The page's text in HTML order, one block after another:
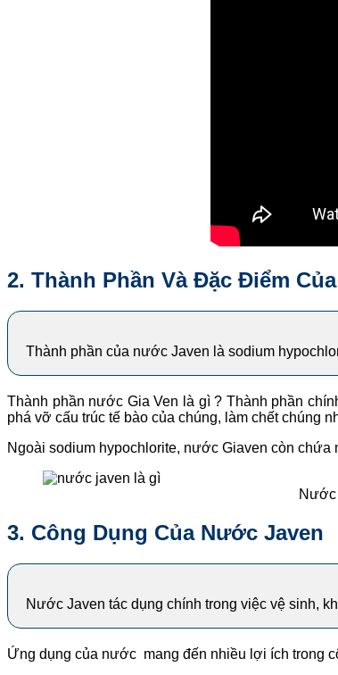
2. Thành Phần Và Đặc Điểm
Thành phần của nước Javen là sodium
Thành phần nước Gia Ven là gì ? Thành phần
phá vỡ cấu trúc tế bào của chúng, làm chết chúng
Ngoài sodium hypochlorite, nước Giaven còn
Nước
3. Công Dụng Của Nước Javen
Nước Javen tác dụng chính trong việc vệ sinh,
Ứng dụng của nước mang đến nhiều lợi ích trong